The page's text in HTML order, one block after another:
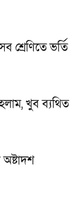
শ্রেণিতে ভর্তি
খুব ব্যথিত